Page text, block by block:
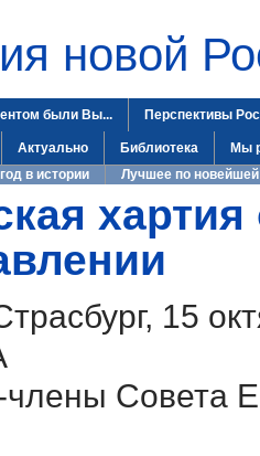
новой
были Вы... Перспективы
Актуально Библиотека
Мы
в истории Лучшее по новейшей
15
члены Совета